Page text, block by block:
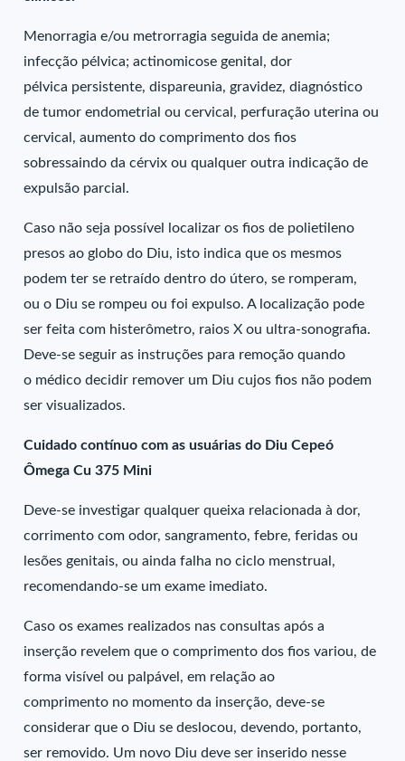
Menorragia e/ou metrorragia seguida de anemia;
infecção pélvica; actinomicose genital, dor
pélvica persistente, dispareunia, gravidez, diagnóstico
de tumor endometrial ou cervical, perfuração uterina ou
cervical, aumento do comprimento dos fios
sobressaindo da cérvix ou qualquer outra indicação de
expulsão parcial.
Caso não seja possível localizar os fios de polietileno
presos ao globo do Diu, isto indica que os mesmos
podem ter se retraído dentro do útero, se romperam,
ou o Diu se rompeu ou foi expulso. A localização pode
ser feita com histerômetro, raios X ou ultra-sonografia.
Deve-se seguir as instruções para remoção quando
o médico decidir remover um Diu cujos fios não podem
ser visualizados.
Cuidado contínuo com as usuárias do Diu Cepeó
Ômega Cu 375 Mini
Deve-se investigar qualquer queixa relacionada à dor,
corrimento com odor, sangramento, febre, feridas ou
lesões genitais, ou ainda falha no ciclo menstrual,
recomendando-se um exame imediato.
Caso os exames realizados nas consultas após a
inserção revelem que o comprimento dos fios variou, de
forma visível ou palpável, em relação ao
comprimento no momento da inserção, deve-se
considerar que o Diu se deslocou, devendo, portanto,
ser removido. Um novo Diu deve ser inserido nesse